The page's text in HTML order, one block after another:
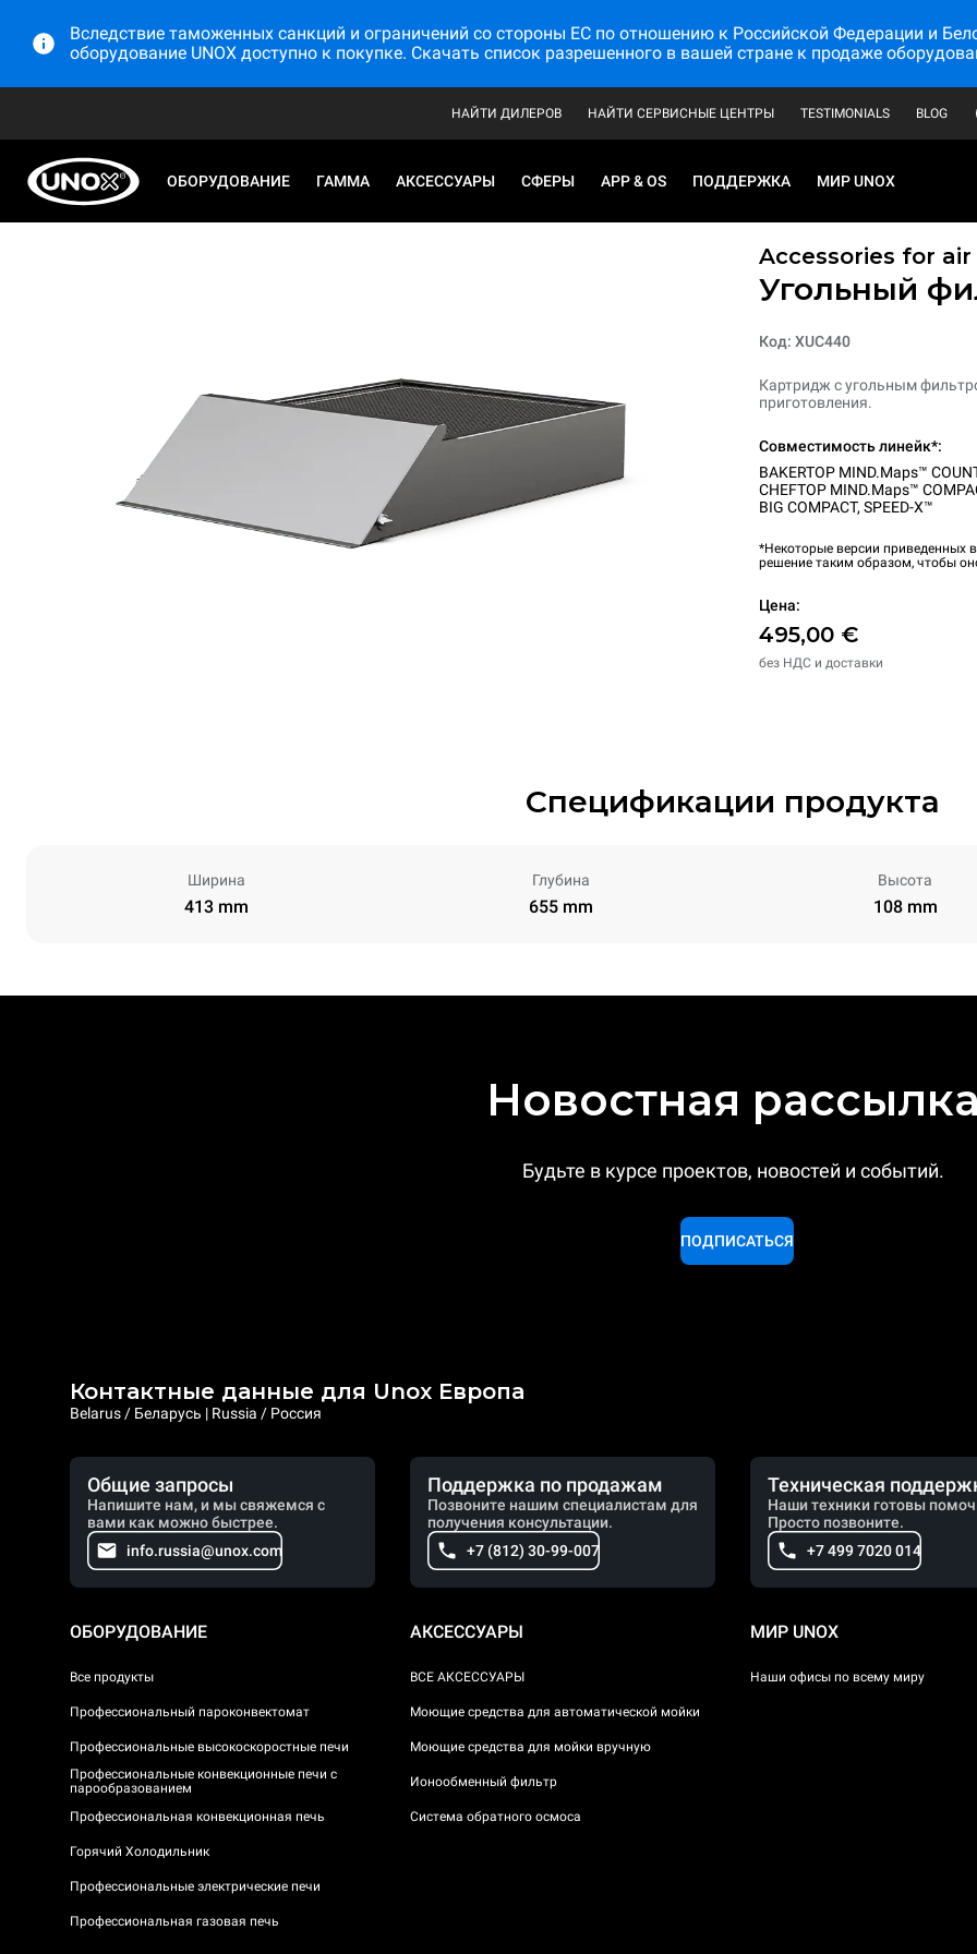
Вследствие таможенных санкций и ограничений со стороны ЕС по отношению к Российской Федерации и
оборудование UNOX доступно к покупке. Скачать список разрешенного в вашей стране к продаже
НАЙТИ ДИЛЕРОВ НАЙТИ СЕРВИСНЫЕ ЦЕНТРЫ TESTIMONIALS BLOG
ОБОРУДОВАНИЕ ГАММА АКСЕССУАРЫ СФЕРЫ APP & OS ПОДДЕРЖКА МИР UNOX
Accessories for
Угольный
Код: XUC440
Картридж с угольным
приготовления.
Совместимость линейк*:
BAKERTOP MIND.Maps™
CHEFTOP MIND.Maps™
BIG COMPACT, SPEED-X™
*Некоторые версии приведенных
решение таким образом, чтобы
Цена:
495,00 €
без НДС и доставки
Спецификации продукта
Ширина
413 mm
Глубина
655 mm
Высота
108 mm
Новостная
Будьте в курсе проектов, новостей и событий.
ПОДПИСАТЬСЯ
Контактные данные для Unox Европа
Belarus / Беларусь | Russia / Россия
Общие запросы
Напишите нам, и мы свяжемся с
вами как можно быстрее.
info.russia@unox.com
Поддержка по продажам
Позвоните нашим специалистам для
получения консультации.
+7 (812) 30-99-007
Техническая
Наши техники готовы
Просто позвоните.
+7 499 7020 014
ОБОРУДОВАНИЕ
Все продукты
Профессиональный пароконвектомат
Профессиональные высокоскоростные печи
Профессиональные конвекционные печи с
парообразованием
Профессиональная конвекционная печь
Горячий Холодильник
Профессиональные электрические печи
Профессиональная газовая печь
АКСЕССУАРЫ
ВСЕ АКСЕССУАРЫ
Моющие средства для автоматической мойки
Моющие средства для мойки вручную
Ионообменный фильтр
Система обратного осмоса
МИР UNOX
Наши офисы по всему миру